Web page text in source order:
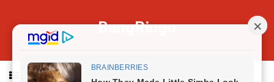
BangRingo
MENU